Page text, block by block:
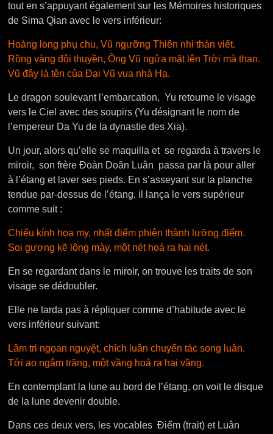
tout en s’appuyant également sur les Mémoires historiques
de Sima Qian avec le vers inférieur:
Hoàng long phụ chu, Vũ ngưỡng Thiên nhi thán viết.
Rồng vàng đội thuyền, Ông Vũ ngửa mặt lên Trời mà than.
Vũ đây là tên của Đại Vũ vua nhà Hạ.
Le dragon soulevant l’embarcation, Yu retourne le visage
vers le Ciel avec des soupirs (Yu désignant le nom de
l’empereur Da Yu de la dynastie des Xia).
Un jour, alors qu’elle se maquilla et se regarda à travers le
miroir, son frère Đoàn Doãn Luân passa par là pour aller
à l’étang et laver ses pieds. En s’asseyant sur la planche
tendue par-dessus de l’étang, il lança le vers supérieur
comme suit :
Chiếu kính họa my, nhất điểm phiên thành lưỡng điểm.
Soi gương kẽ lông mày, một nét hoá ra hai nét.
En se regardant dans le miroir, on trouve les traits de son
visage se dédoubler.
Elle ne tarda pas à répliquer comme d’habitude avec le
vers inférieur suivant:
Lâm tri ngọan nguyệt, chích luân chuyển tác song luân.
Tới ao ngắm trăng, một vầng hoá ra hai vầng.
En contemplant la lune au bord de l’étang, on voit le disque
de la lune devenir double.
Dans ces deux vers, les vocables Điểm (trait) et Luân